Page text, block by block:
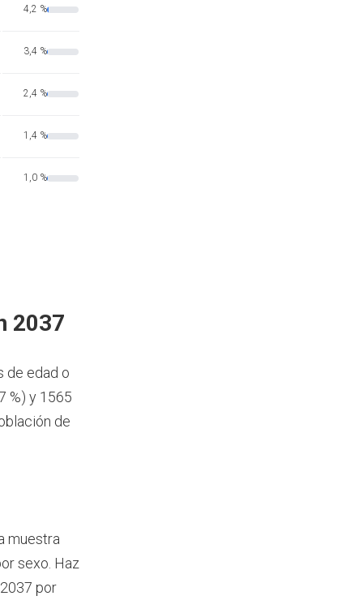
4,2 %
3,4 %
2,4 %
1,4 %
1,0 %
2037
de edad o
%) y 1565
de
muestra
sexo. Haz
por